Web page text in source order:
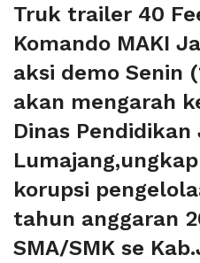
Truk trailer 40
Komando MAKI
aksi demo Senin
akan mengarah
Dinas
korupsi
tahun anggaran
SMA/SMK se